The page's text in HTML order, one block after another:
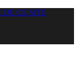
DE CE SITE